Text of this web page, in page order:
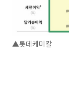
▲롯데케미칼